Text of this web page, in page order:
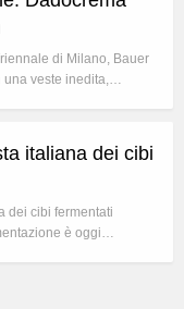
di Milano, Bauer
veste inedita,…
italiana dei cibi
dei cibi fermentati
è oggi…